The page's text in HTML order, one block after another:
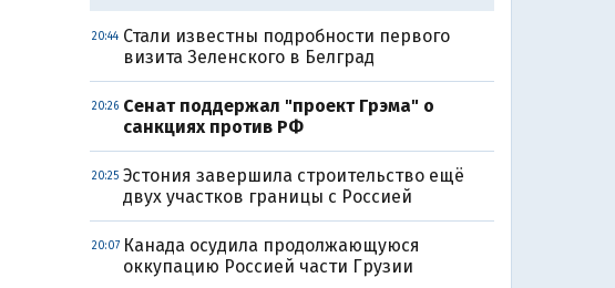
20:44 Стали известны подробности первого
визита Зеленского в Белград
20:26 Сенат поддержал "проект Грэма" о
санкциях против РФ
20:25 Эстония завершила строительство ещё
двух участков границы с Россией
20:07 Канада осудила продолжающуюся
оккупацию Россией части Грузии